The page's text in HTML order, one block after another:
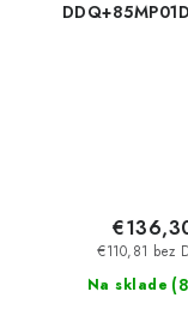
Na sklade (
€110,81 bez